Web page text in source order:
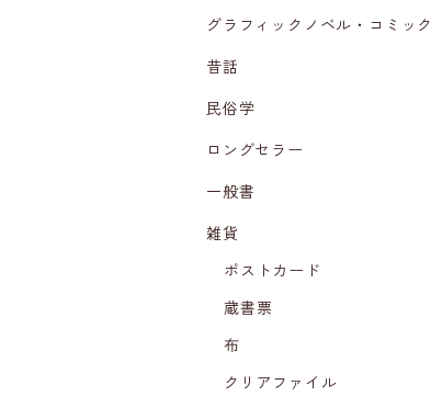
グラフィックノベル・コミック
昔話
民俗学
ロングセラー
一般書
雑貨
ポストカード
蔵書票
布
クリアファイル